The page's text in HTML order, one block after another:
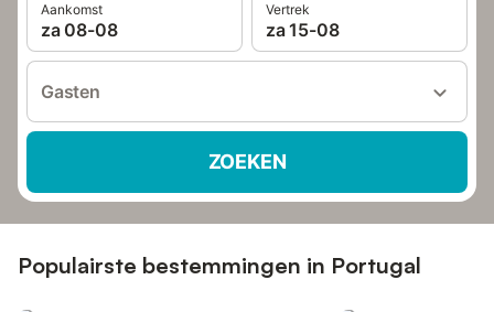
Aankomst
za 08-08
Vertrek
za 15-08
Gasten
ZOEKEN
Populairste bestemmingen in Portugal